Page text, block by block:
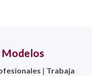
Modelos
| Trabaja